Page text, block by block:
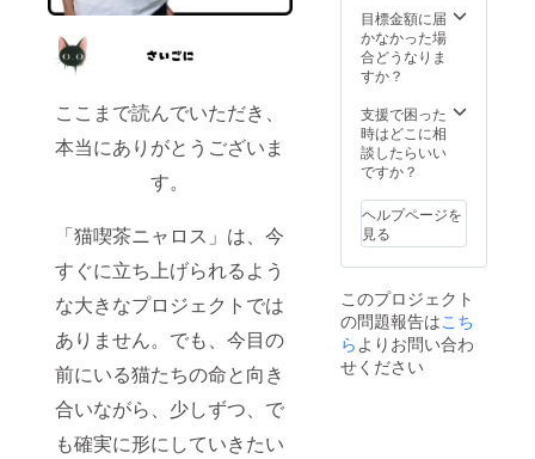
ここまで読んでいただき、
本当にありがとうございま
す。
「猫喫茶ニャロス」は、今
すぐに立ち上げられるよう
な大きなプロジェクトでは
ありません。でも、今目の
前にいる猫たちの命と向き
合いながら、少しずつ、で
も確実に形にしていきたい
ご選択
となり
ます。
いま
す。 ※
このリ
ターン
円／
5,000円
／
10,000
ターン
と内容
は同一
違いは
ご支援
者さま
のお気
持ちに
目標金額に届
かなかった場
合どうなりま
すか？
支援で困った
時はどこに相
談したらいい
ですか？
ヘルプページを
見る
このプロジェクト
の問題報告はこち
ら よりお問い合わ
せください